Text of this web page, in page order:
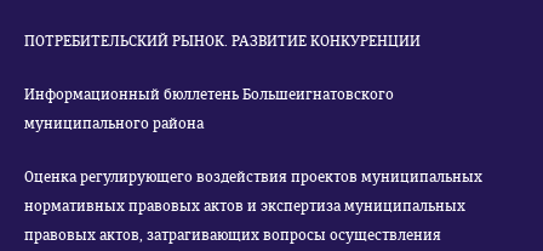
ПОТРЕБИТЕЛЬСКИЙ РЫНОК. РАЗВИТИЕ КОНКУРЕНЦИИ
Информационный бюллетень Большеигнатовского
муниципального района
Оценка регулирующего воздействия проектов муниципальных
нормативных правовых актов и экспертиза муниципальных
правовых актов, затрагивающих вопросы осуществления